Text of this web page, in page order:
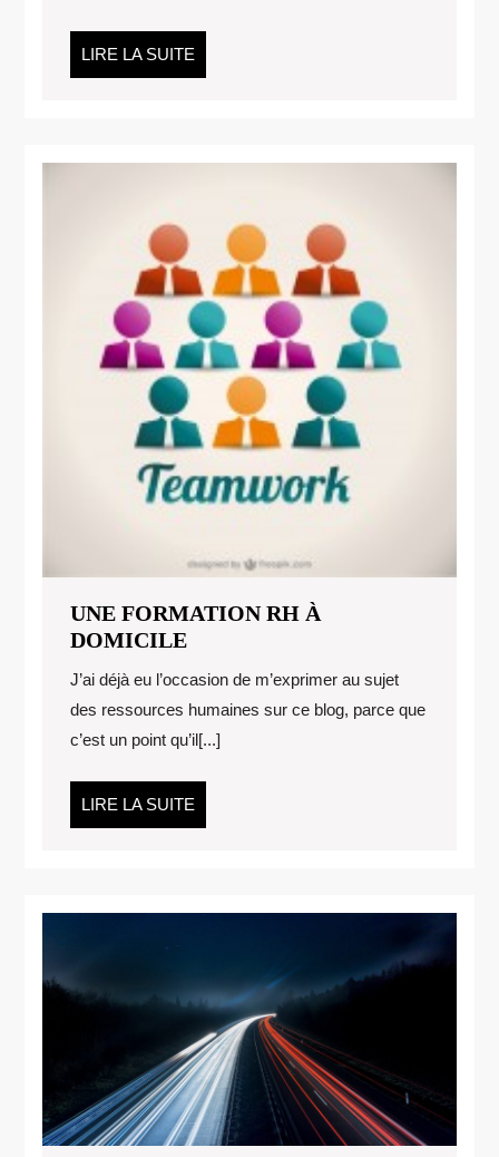
LIRE LA SUITE
LA
UNE FORMATION RH À
DOMICILEUNE
RH
À
DOMICILE
J’ai déjà eu l’occasion de m’exprimer au sujet
des ressources humaines sur ce blog, parce que
c’est un point qu’il[...]
LIRE LA SUITE
LA